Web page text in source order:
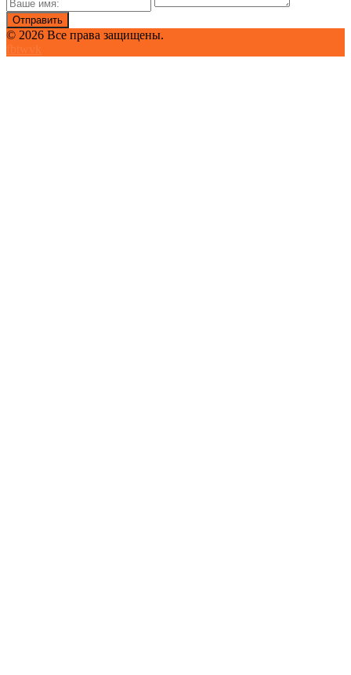
© 2026 Все права защищены.
fbtw vk